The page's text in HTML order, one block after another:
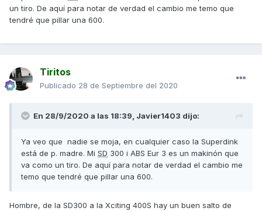
un tiro. De aquí para notar de verdad el cambio me temo que
tendré que pillar una 600.
Tiritos
Publicado 28 de Septiembre del 2020
En 28/9/2020 a las 18:39, Javier1403 dijo:
Ya veo que nadie se moja, en cualquier caso la Superdink
está de p. madre. Mi SD 300 i ABS Eur 3 es un makinón que
va como un tiro. De aquí para notar de verdad el cambio me
temo que tendré que pillar una 600.
Hombre, de la SD300 a la Xciting 400S hay un buen salto de